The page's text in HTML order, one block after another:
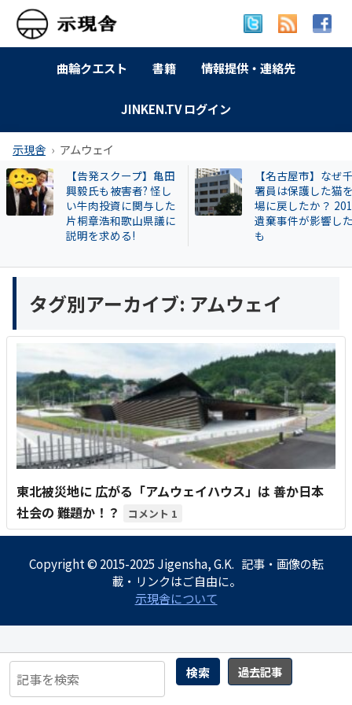
曲輪クエスト 書籍 情報提供・連絡先
JINKEN.TV ログイン
示現舎 アムウェイ
【告発スクープ】亀田
興毅氏も被害者? 怪し
い牛肉投資に関与した
片桐章浩和歌山県議に
説明を求める!
【名古屋市】なぜ
署員は保護した猫
場に戻したか？
遺棄事件が影響し
も
検索 過去記事
タグ別アーカイブ: アムウェイ
東北被災地に 広がる「アムウェイハウス」は 善か日本
社会の 難題か！？
1
Copyright © 2015-2025 Jigensha, G.K. 記事・画像の転
載・リンクはご自由に。
示現舎について